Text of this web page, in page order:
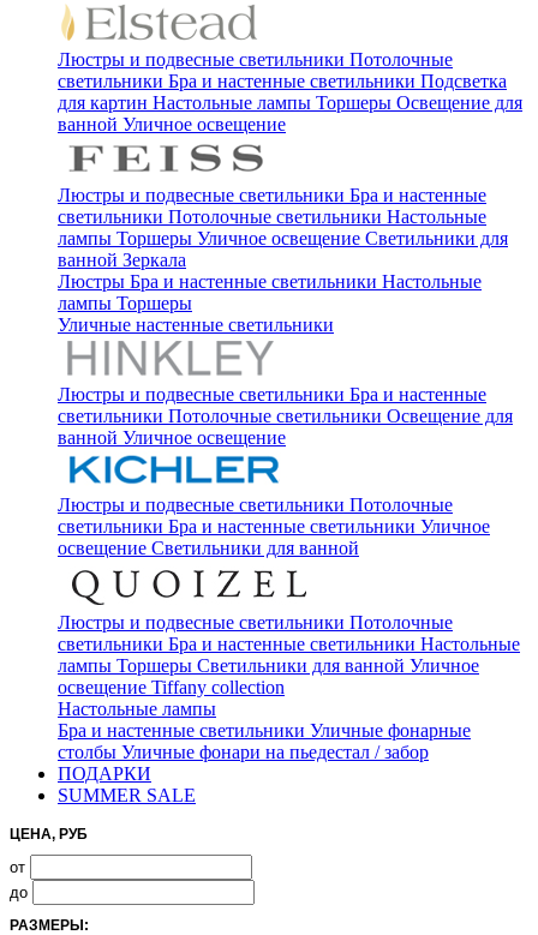
Люстры и подвесные светильники Потолочные
светильники Бра и настенные светильники Подсветка
для картин Настольные лампы Торшеры Освещение для
ванной Уличное освещение
Люстры и подвесные светильники Бра и настенные
светильники Потолочные светильники Настольные
лампы Торшеры Уличное освещение Светильники для
ванной Зеркала
Люстры Бра и настенные светильники Настольные
лампы Торшеры
Уличные настенные светильники
Люстры и подвесные светильники Бра и настенные
светильники Потолочные светильники Освещение для
ванной Уличное освещение
Люстры и подвесные светильники Потолочные
светильники Бра и настенные светильники Уличное
освещение Светильники для ванной
Люстры и подвесные светильники Потолочные
светильники Бра и настенные светильники Настольные
лампы Торшеры Светильники для ванной Уличное
освещение Tiffany collection
Настольные лампы
Бра и настенные светильники Уличные фонарные
столбы Уличные фонари на пьедестал / забор
ПОДАРКИ
SUMMER SALE
ЦЕНА, РУБ
от
до
РАЗМЕРЫ: